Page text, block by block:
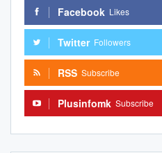
Facebook Likes
Twitter Followers
RSS Subscribe
Plusinfomk Subscribe